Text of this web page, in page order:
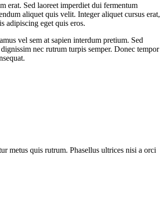
erat. Sed laoreet imperdiet dui fermentum
aliquet quis velit. Integer aliquet cursus erat,
adipiscing eget quis eros.
vel sem at sapien interdum pretium. Sed
nec rutrum turpis semper. Donec tempor
metus quis rutrum. Phasellus ultrices nisi a orci